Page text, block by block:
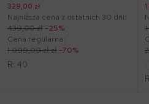
Szaliki i Chusty damskie
Paski damskie
Wzór: groszki
Biurowy dress code
Krata
329,00 zł
Najniższa cena z ostatnich 30 dni:
439,00 zł -25%
Cena regularna:
1 099,00 zł zł -70%
R: 40